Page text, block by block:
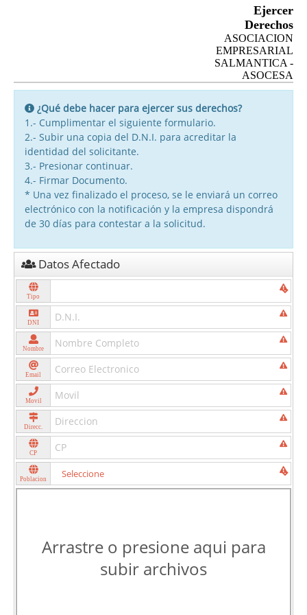
Ejercer
Derechos
ASOCIACION
EMPRESARIAL
SALMANTICA -
ASOCESA
¿Qué debe hacer para ejercer sus derechos?
1.- Cumplimentar el siguiente formulario.
2.- Subir una copia del D.N.I. para acreditar la
identidad del solicitante.
3.- Presionar continuar.
4.- Firmar Documento.
* Una vez finalizado el proceso, se le enviará un correo
electrónico con la notificación y la empresa dispondrá
de 30 días para contestar a la solicitud.
Datos Afectado
Tipo
DNI
Nombre
Email
Movil
Direcc.
CP
Poblacion
Arrastre o presione aqui para
subir archivos